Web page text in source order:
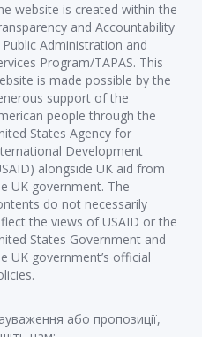
website is created within the
and Accountability
Public Administration and
Program/TAPAS. This
is made possible by the
support of the
people through the
States Agency for
Development
alongside UK aid from
UK government. The
do not necessarily
the views of USAID or the
States Government and
UK government’s official
або пропозиції,